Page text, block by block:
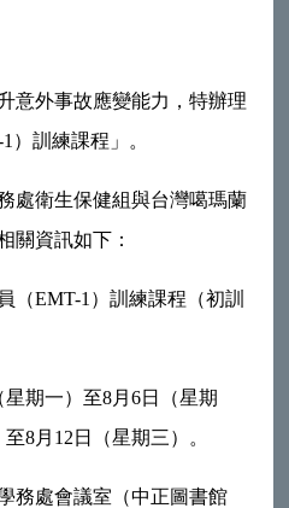
意外事故應變能力，特辦理
）訓練課程」。
處衛生保健組與台灣噶瑪蘭
關資訊如下：
（EMT-1）訓練課程（初訓
期一）至8月6日（星期
8月12日（星期三）。
務處會議室（中正圖書館